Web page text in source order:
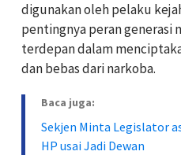
digunakan oleh pelaku
pentingnya peran generasi
terdepan dalam
dan bebas dari narkoba.
Baca juga:
Sekjen Minta Legislator
HP usai Jadi Dewan